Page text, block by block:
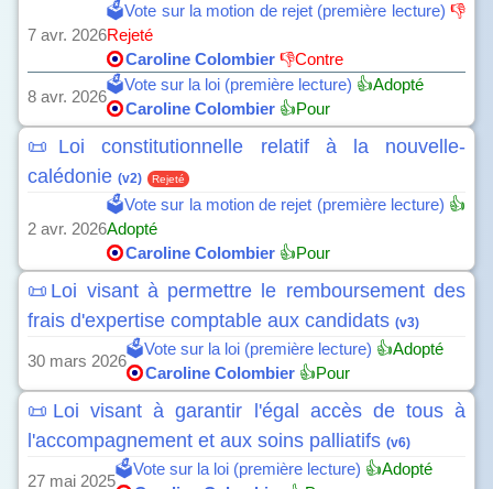
7 avr. 2026
🗳️Vote sur la motion de rejet (première lecture) 👎
Rejeté
Caroline Colombier 👎Contre
8 avr. 2026
🗳️Vote sur la loi (première lecture) 👍Adopté
Caroline Colombier 👍Pour
📜Loi constitutionnelle relatif à la nouvelle-
calédonie (v2) Rejeté
2 avr. 2026
🗳️Vote sur la motion de rejet (première lecture) 👍
Adopté
Caroline Colombier 👍Pour
📜Loi visant à permettre le remboursement des
frais d'expertise comptable aux candidats (v3)
30 mars 2026
🗳️Vote sur la loi (première lecture) 👍Adopté
Caroline Colombier 👍Pour
📜Loi visant à garantir l'égal accès de tous à
l'accompagnement et aux soins palliatifs (v6)
27 mai 2025
🗳️Vote sur la loi (première lecture) 👍Adopté